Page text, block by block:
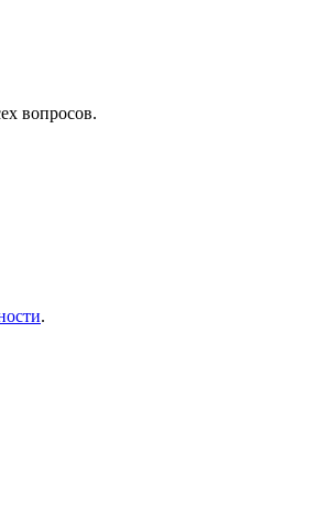
вопросов.
.